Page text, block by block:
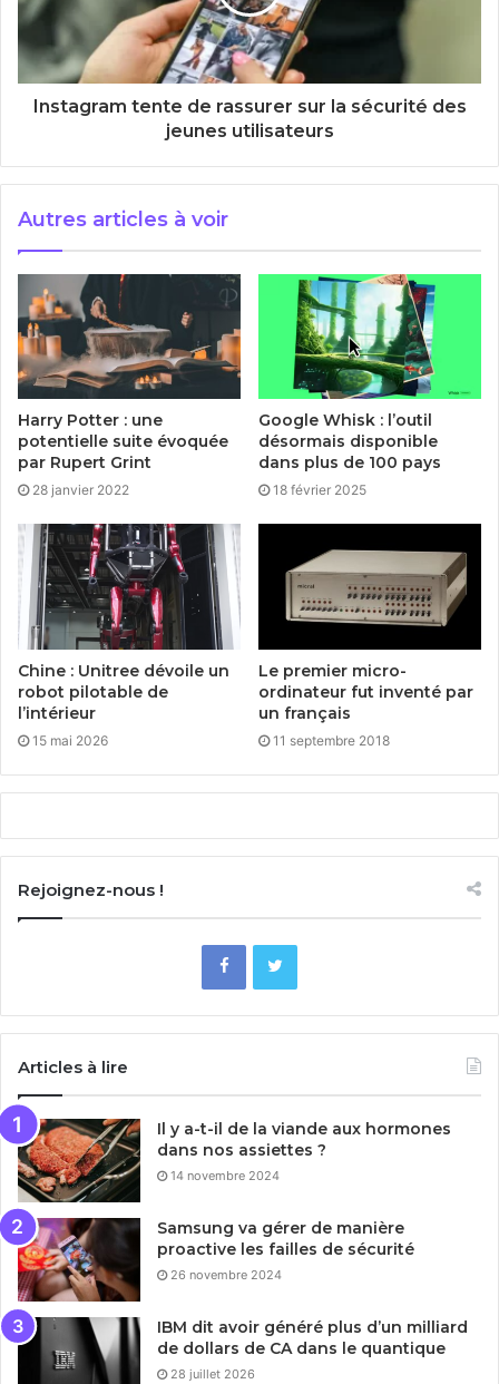
Instagram tente de rassurer sur la sécurité des
jeunes utilisateurs
Autres articles à voir
Harry Potter : une
potentielle suite évoquée
par Rupert Grint
28 janvier 2022
Google Whisk : l’outil
désormais disponible
dans plus de 100 pays
18 février 2025
Chine : Unitree dévoile un
robot pilotable de
l’intérieur
15 mai 2026
Le premier micro-
ordinateur fut inventé par
un français
11 septembre 2018
Rejoignez-nous !
Articles à lire
Il y a-t-il de la viande aux hormones
dans nos assiettes ?
14 novembre 2024
Samsung va gérer de manière
proactive les failles de sécurité
26 novembre 2024
IBM dit avoir généré plus d’un milliard
de dollars de CA dans le quantique
28 juillet 2026